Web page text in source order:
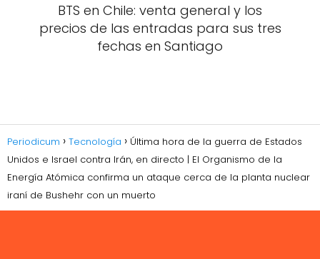
BTS en Chile: venta general y los
precios de las entradas para sus tres
fechas en Santiago
Periodicum Tecnología
Última hora de la guerra de Estados
Unidos e Israel contra Irán, en directo | El Organismo de la
Energía Atómica confirma un ataque cerca de la planta nuclear
iraní de Bushehr con un muerto